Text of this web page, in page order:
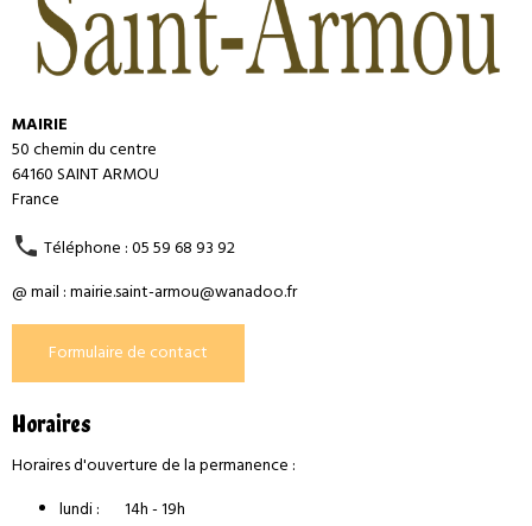
MAIRIE
50 chemin du centre
64160 SAINT ARMOU
France
Téléphone : 05 59 68 93 92
@ mail : mairie.saint-armou@wanadoo.fr
Formulaire de contact
Horaires
Horaires d'ouverture de la permanence :
lundi : 14h - 19h